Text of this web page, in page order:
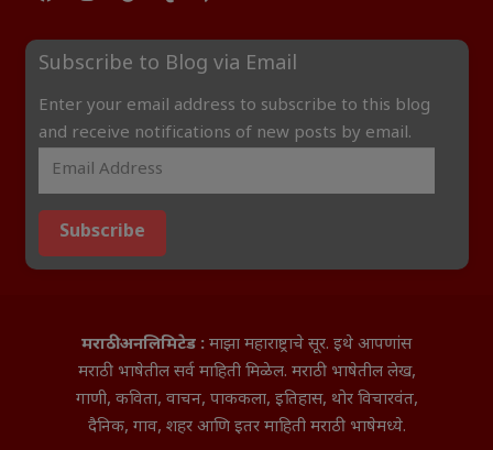
Subscribe to Blog via Email
Enter your email address to subscribe to this blog
and receive notifications of new posts by email.
Subscribe
मराठी अनलिमिटेड : माझा महाराष्ट्राचे सूर. इथे आपणांस
मराठी भाषेतील सर्व माहिती मिळेल. मराठी भाषेतील लेख,
गाणी, कविता, वाचन, पाककला, इतिहास, थोर विचारवंत,
दैनिक, गाव, शहर आणि इतर माहिती मराठी भाषेमध्ये.